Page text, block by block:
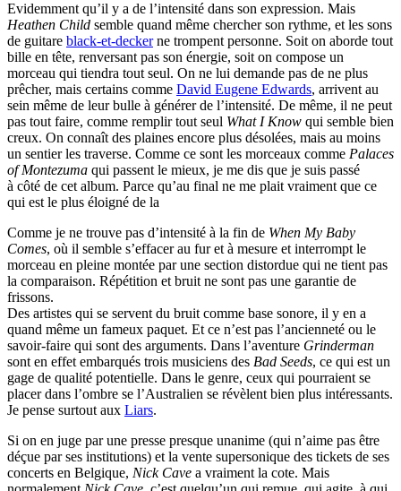
Evidemment qu’il y a de l’intensité dans son expression. Mais
Heathen Child semble quand même chercher son rythme, et les sons
de guitare black-et-deckerne trompent personne. Soit on aborde tout
bille en tête, renversant pas son énergie, soit on compose un
morceau qui tiendra tout seul. On ne lui demande pas de ne plus
prêcher, mais certains comme David Eugene Edwards, arrivent au
sein même de leur bulle à générer de l’intensité. De même, il ne peut
pas tout faire, comme remplir tout seul What I Know qui semble bien
creux. On connaît des plaines encore plus désolées, mais au moins
un sentier les traverse. Comme ce sont les morceaux comme Palaces
of Montezuma qui passent le mieux, je me dis que je suis passé
à côté de cet album. Parce qu’au final ne me plait vraiment que ce
qui est le plus éloigné de la
Comme je ne trouve pas d’intensité à la fin de When My Baby
Comes, où il semble s’effacer au fur et à mesure et interrompt le
morceau en pleine montée par une section distordue qui ne tient pas
la comparaison. Répétition et bruit ne sont pas une garantie de
frissons.
Des artistes qui se servent du bruit comme base sonore, il y en a
quand même un fameux paquet. Et ce n’est pas l’ancienneté ou le
savoir-faire qui sont des arguments. Dans l’aventure Grinderman
sont en effet embarqués trois musiciens des Bad Seeds, ce qui est un
gage de qualité potentielle. Dans le genre, ceux qui pourraient se
placer dans l’ombre se l’Australien se révèlent bien plus intéressants.
Je pense surtout aux Liars.
Si on en juge par une presse presque unanime (qui n’aime pas être
déçue par ses institutions) et la vente supersonique des tickets de ses
concerts en Belgique, Nick Cave a vraiment la cote. Mais